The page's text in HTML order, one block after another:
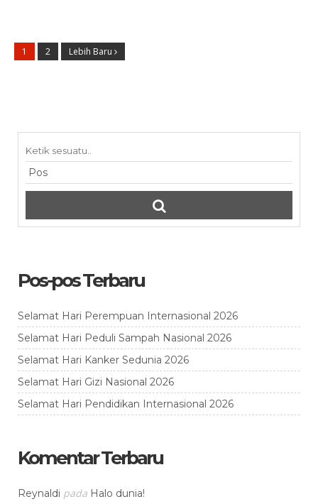
1 2 Lebih Baru
Pos-pos Terbaru
Selamat Hari Perempuan Internasional 2026
Selamat Hari Peduli Sampah Nasional 2026
Selamat Hari Kanker Sedunia 2026
Selamat Hari Gizi Nasional 2026
Selamat Hari Pendidikan Internasional 2026
Komentar Terbaru
Reynaldi pada Halo dunia!